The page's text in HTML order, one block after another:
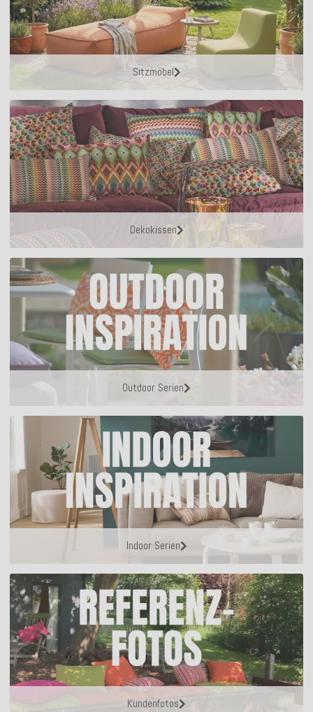
Sitzmöbel
Dekokissen
Outdoor Serien
Indoor Serien
Kundenfotos